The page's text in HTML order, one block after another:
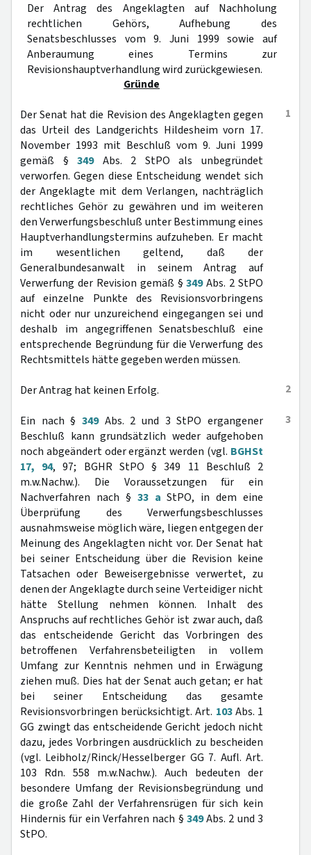
Der Antrag des Angeklagten auf Nachholung
rechtlichen Gehörs, Aufhebung des
Senatsbeschlusses vom 9. Juni 1999 sowie auf
Anberaumung eines Termins zur
Revisionshauptverhandlung wird zurückgewiesen.
Gründe
1
Der Senat hat die Revision des Angeklagten gegen
das Urteil des Landgerichts Hildesheim vorn 17.
November 1993 mit Beschluß vom 9. Juni 1999
gemäß §349Abs. 2 StPO als unbegründet
verworfen. Gegen diese Entscheidung wendet sich
der Angeklagte mit dem Verlangen, nachträglich
rechtliches Gehör zu gewähren und im weiteren
den Verwerfungsbeschluß unter Bestimmung eines
Hauptverhandlungstermins aufzuheben. Er macht
im wesentlichen geltend, daß der
Generalbundesanwalt in seinem Antrag auf
Verwerfung der Revision gemäß §349Abs. 2 StPO
auf einzelne Punkte des Revisionsvorbringens
nicht oder nur unzureichend eingegangen sei und
deshalb im angegriffenen Senatsbeschluß eine
entsprechende Begründung für die Verwerfung des
Rechtsmittels hätte gegeben werden müssen.
2
Der Antrag hat keinen Erfolg.
3
Ein nach § 349Abs. 2 und 3 StPO ergangener
Beschluß kann grundsätzlich weder aufgehoben
noch abgeändert oder ergänzt werden (vgl. BGHSt
17, 94, 97; BGHR StPO § 349 11 Beschluß 2
m.w.Nachw.). Die Voraussetzungen für ein
Nachverfahren nach § 33 a StPO, in dem eine
Überprüfung des Verwerfungsbeschlusses
ausnahmsweise möglich wäre, liegen entgegen der
Meinung des Angeklagten nicht vor. Der Senat hat
bei seiner Entscheidung über die Revision keine
Tatsachen oder Beweisergebnisse verwertet, zu
denen der Angeklagte durch seine Verteidiger nicht
hätte Stellung nehmen können. Inhalt des
Anspruchs auf rechtliches Gehör ist zwar auch, daß
das entscheidende Gericht das Vorbringen des
betroffenen Verfahrensbeteiligten in vollem
Umfang zur Kenntnis nehmen und in Erwägung
ziehen muß. Dies hat der Senat auch getan; er hat
bei seiner Entscheidung das gesamte
Revisionsvorbringen berücksichtigt. Art. 103Abs. 1
GG zwingt das entscheidende Gericht jedoch nicht
dazu, jedes Vorbringen ausdrücklich zu bescheiden
(vgl. Leibholz/Rinck/Hesselberger GG 7. Aufl. Art.
103 Rdn. 558 m.w.Nachw.). Auch bedeuten der
besondere Umfang der Revisionsbegründung und
die große Zahl der Verfahrensrügen für sich kein
Hindernis für ein Verfahren nach § 349Abs. 2 und 3
StPO.